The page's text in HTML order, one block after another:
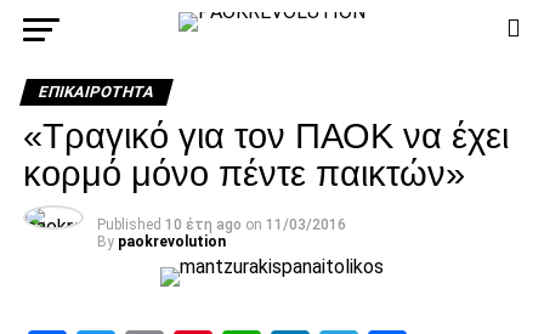
ΕΠΙΚΑΙΡΌΤΗΤΑ
«Τραγικό για τον ΠΑΟΚ να έχει
κορμό μόνο πέντε παικτών»
Published 10 έτη ago on 11/03/2016
By paokrevolution